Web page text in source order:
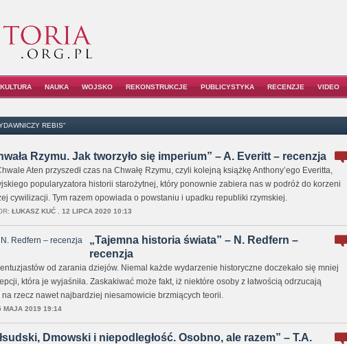
KULTURA NAUKA WOJSKO REKONSTRUKCJE PUBLICYSTYKA RECENZJE VIDEO
REBIS"
Rzymu. Jak tworzyło się imperium” – A. Everitt – recenzja
Aten przyszedł czas na Chwałę Rzymu, czyli kolejną książkę Anthony’ego Everitta,
popularyzatora historii starożytnej, który ponownie zabiera nas w podróż do korzeni
cywilizacji. Tym razem opowiada o powstaniu i upadku republiki rzymskiej.
ŁUKASZ KUĆ, 12 LIPCA 2020 10:13
„Tajemna historia świata” – N. Redfern –
recenzja
od zarania dziejów. Niemal każde wydarzenie historyczne doczekało się mniej
która je wyjaśniła. Zaskakiwać może fakt, iż niektóre osoby z łatwością odrzucają
rzecz nawet najbardziej niesamowicie brzmiących teorii.
MAJA 2019 19:14
Dmowski i niepodległość. Osobno, ale razem” – T.A.